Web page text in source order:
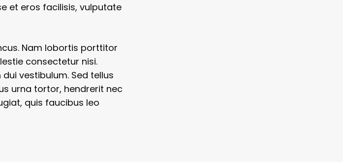
et eros facilisis, vulputate
Nam lobortis porttitor
consectetur nisi.
vestibulum. Sed tellus
urna tortor, hendrerit nec
quis faucibus leo